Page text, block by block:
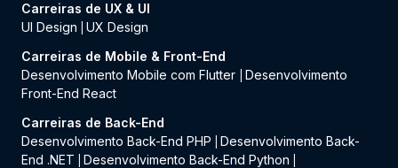
Carreiras de UX & UI
UI Design
UX Design
Carreiras de Mobile & Front-End
Desenvolvimento Mobile com Flutter
Desenvolvimento
Front-End React
Carreiras de Back-End
Desenvolvimento Back-End PHP
Desenvolvimento Back-
End .NET
Desenvolvimento Back-End Python